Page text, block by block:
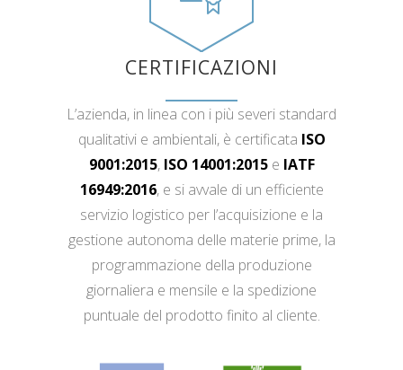
CERTIFICAZIONI
L’azienda, in linea con i più severi standard
qualitativi e ambientali, è certificata ISO
9001:2015, ISO 14001:2015e IATF
16949:2016, e si avvale di un efficiente
servizio logistico per l’acquisizione e la
gestione autonoma delle materie prime, la
programmazione della produzione
giornaliera e mensile e la spedizione
puntuale del prodotto finito al cliente.